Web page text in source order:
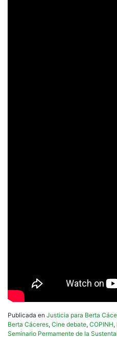
Publicada en Justicia para Berta
Berta Cáceres, Cine debate, COPINH,
Seminario Permamente de la